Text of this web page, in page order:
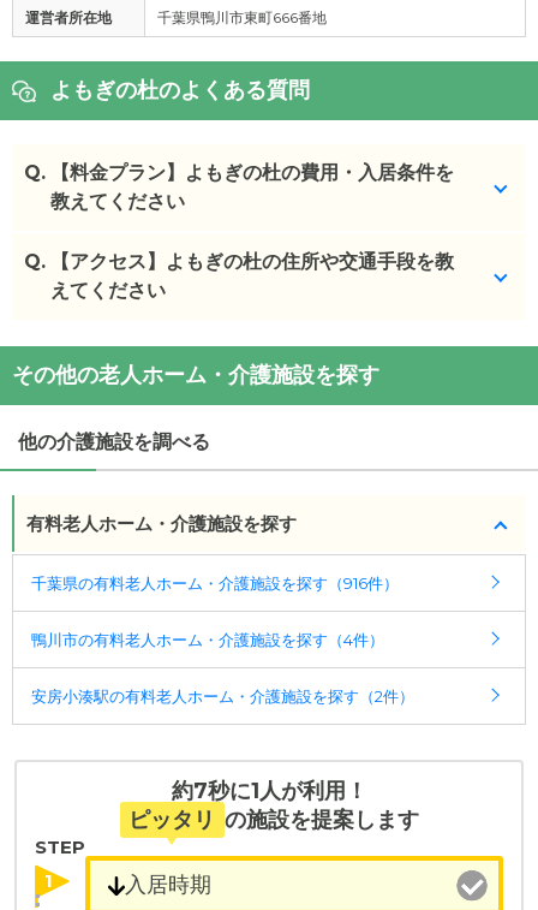
運営者所在地 千葉県鴨川市東町666番地
よもぎの杜のよくある質問
Q.
【料金プラン】よもぎの杜の費用・入居条件を
教えてください
よもぎの杜の入居金・月額料金は次のとおりです。
・初期費用が10
よもぎの杜 の対応可能な入居条件は次のとおりで
介護2、要介護3、要介護4、要介護5
す。詳しくは こちら。
◎ケアスル 介護の3つの特徴
ポート
受付時間：10：00～19：00
・全国10000件の介護施設情報を掲載
幅広い選択肢の中から、条件にあった施設を選ぶ
ことができます。
・こだわりの条件や医療体制から施設を探せる
たとえば「カラオケ」「麻雀」が楽しめる施設、
Q.
【アクセス】よもぎの杜の住所や交通手段を教
えてください
よもぎの杜の交通アクセス
・住所：千葉県鴨川市四方木394-1
・最寄り駅：
よもぎの杜の 交通アクセス
分 降車後、徒歩 1 分 その他：
その他の老人ホーム・介護施設を探す
他の介護施設を調べる
有料老人ホーム・介護施設を探す
千葉県の有料老人ホーム・介護施設を探す（916件）
鴨川市の有料老人ホーム・介護施設を探す（4件）
安房小湊駅の有料老人ホーム・介護施設を探す（2件）
約7秒に1人が利用！
ピッタリ の施設を提案します
STEP
1